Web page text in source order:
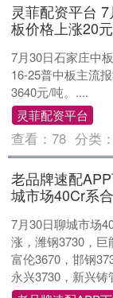
灵菲配资平台
板价格上涨20
7月30日石家庄中
16-25普中板主流
3640元/吨。....
灵菲配资平台
查看：78 分类：
老品牌速配
城市场40Cr系
7月30日聊城市场
涨，潍钢3730，巨
富伦3670，邯钢
永兴3730，新兴铸